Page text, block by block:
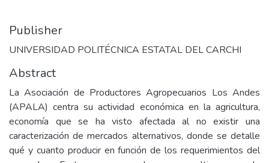
Publisher
UNIVERSIDAD POLITÉCNICA ESTATAL DEL CARCHI
Abstract
La Asociación de Productores Agropecuarios Los Andes
(APALA) centra su actividad económica en la agricultura,
economía que se ha visto afectada al no existir una
caracterización de mercados alternativos, donde se detalle
qué y cuanto producir en función de los requerimientos del